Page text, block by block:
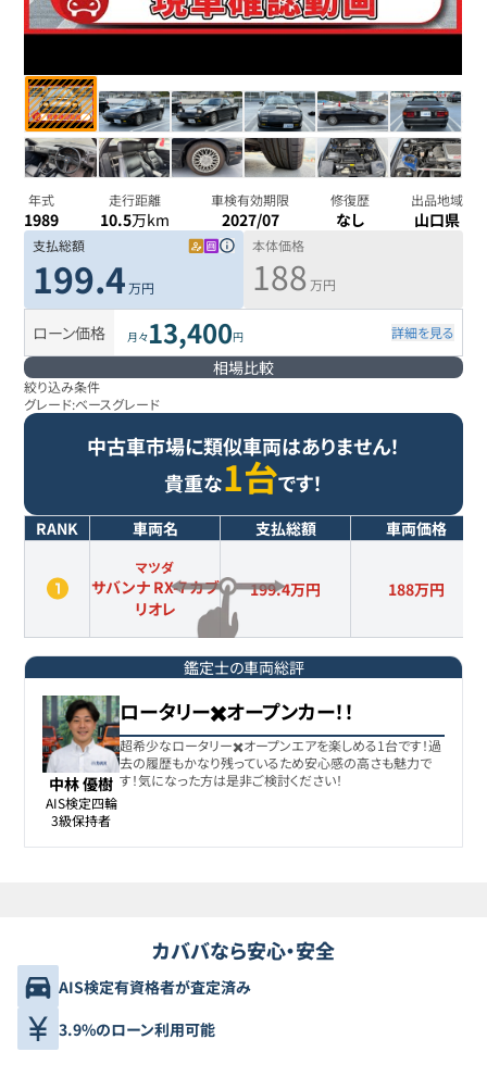
年式
1989
走行距離
10.5万km
車検有効期限
2027/07
修復歴
なし
出品地域
山口県
支払総額
199.4 万円
本体価格
188 万円
ローン価格 月々13,400円 詳細を見る
相場比較
絞り込み条件
グレード:ベースグレード
中古車市場に類似車両はありません！
貴重な1台です！
RANK 車両名 支払総額 車両価格
マツダ
サバンナ RX-7 カブ
リオレ
199.4万円 188万円
鑑定士の車両総評
中林 優樹
AIS検定四輪
3級保持者
ロータリー✖️オープンカー！！
超希少なロータリー✖️オープンエアを楽しめる1台です！過
去の履歴もかなり残っているため安心感の高さも魅力で
す！気になった方は是非ご検討ください！
カババなら安心・安全
AIS検定有資格者が査定済み
3.9%のローン利用可能